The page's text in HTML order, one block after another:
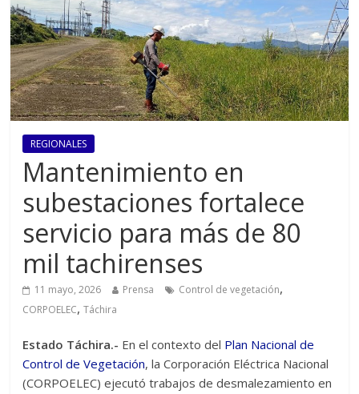
REGIONALES
Mantenimiento en
subestaciones fortalece
servicio para más de 80
mil tachirenses
11 mayo, 2026 Prensa Control de vegetación,
CORPOELEC,Táchira
Estado Táchira.- En el contexto del Plan Nacional de
Control de Vegetación, la Corporación Eléctrica Nacional
(CORPOELEC) ejecutó trabajos de desmalezamiento en